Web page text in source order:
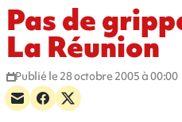
Pas de
La Réunion
Publié le 28 octobre 2005 à 00:00